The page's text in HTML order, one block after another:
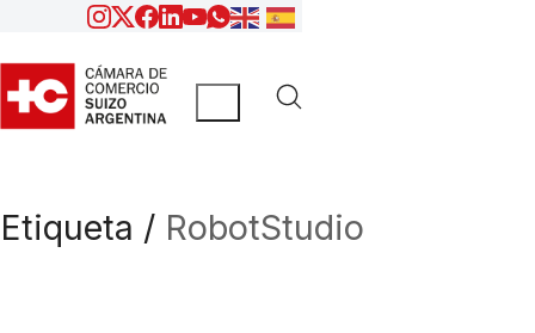
Etiqueta / RobotStudio